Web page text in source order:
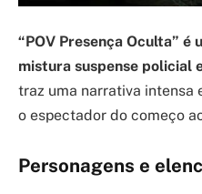
“POV Presença Oculta”
mistura suspense policial
traz uma narrativa intensa
o espectador do começo
Personagens e